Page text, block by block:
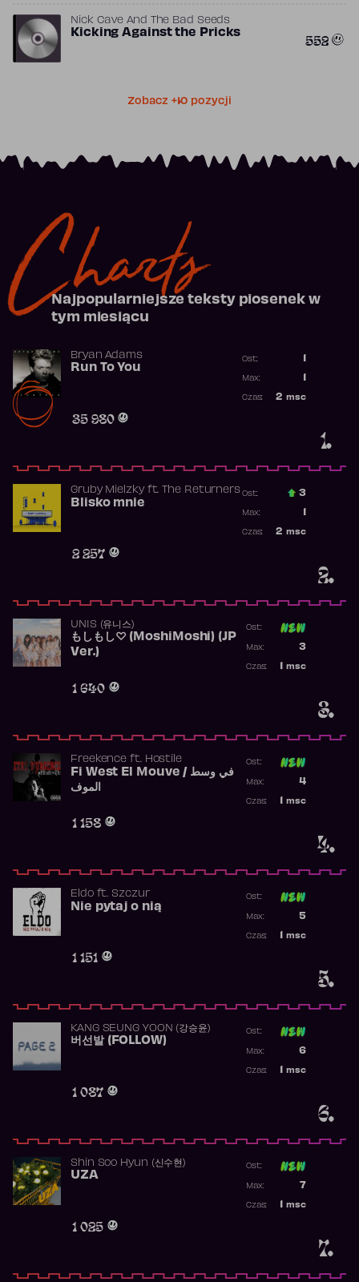
Nick Cave And The Bad Seeds
Kicking Against the Pricks 552
Zobacz +10 pozycji
Charts
Najpopularniejsze teksty piosenek w
tym miesiącu
1.
Bryan Adams
Run To You
35 980
Ost.:
Max:
2 msc
Czas:
2.
Gruby Mielzkyft. The Returners
Blisko mnie
2 257
Ost.: 3
Max:
2 msc
Czas:
3.
UNIS (유니스)
もしもし♡ (MoshiMoshi) (JP
Ver.)
1 640
Ost:
3
Max:
msc
Czas:
4.
Freekence ft. Hostile
Fi West El Mouve / في وسط
الموف
1 158
Ost:
4
Max:
msc
Czas:
5.
Eldoft. Szczur
Nie pytaj o nią
1 151
Ost:
5
Max:
msc
Czas:
6.
KANG SEUNG YOON (강승윤)
버선발 (FOLLOW)
1 087
Ost:
6
Max:
msc
Czas:
7.
Shin Soo Hyun (신수현)
UZA
1 025
Ost:
7
Max:
msc
Czas: